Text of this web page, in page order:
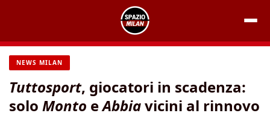
contenuto
NEWS MILAN
Tuttosport, giocatori in scadenza:
solo Monto eAbbiavicini al rinnovo